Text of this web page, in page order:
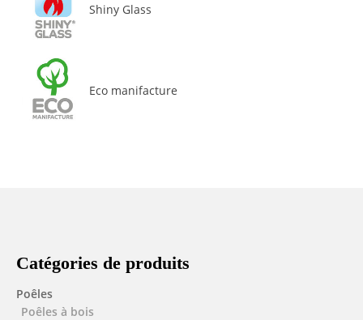
Shiny Glass
Eco manifacture
Catégories de produits
Poêles
Poêles à bois